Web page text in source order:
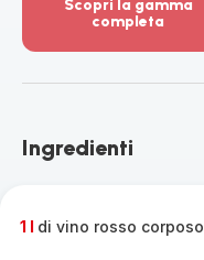
Scopri la gamma
completa
dettagli
la
Ingredienti
1 l di vino rosso corposo